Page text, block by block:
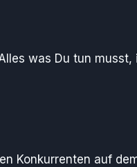
was Du tun
Konkurrenten auf